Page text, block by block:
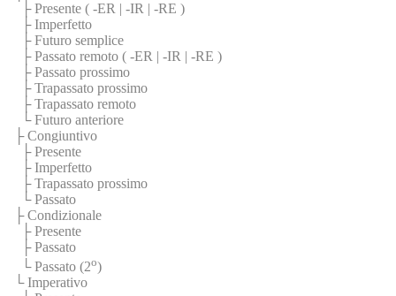
├ Presente ( -ER | -IR | -RE )
├ Imperfetto
├ Futuro semplice
├ Passato remoto ( -ER | -IR | -RE )
├ Passato prossimo
├ Trapassato prossimo
├ Trapassato remoto
└ Futuro anteriore
├ Congiuntivo
├ Presente
├ Imperfetto
├ Trapassato prossimo
└ Passato
├ Condizionale
├ Presente
├ Passato
└ Passato (2o)
└ Imperativo